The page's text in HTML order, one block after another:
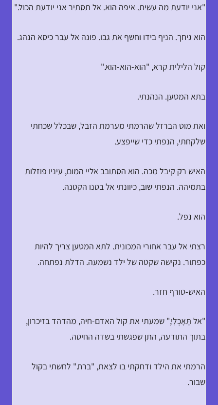
"אני יודעת מה עשית. איפה הוא. אל תסתיר אני יודעת הכול."
הוא גיחך. הניף בידו וחשף את גבו. פונה אל עבר כיסא הנהג.
קול הלילית קרא, "הוא-הוא-הוא."
בתא המטען. הנהנתי.
ואת מוט הברזל שהרמתי מערמת הזבל, שבכלל שכחתי
שלקחתי, הנפתי כדי שייפצע.
האיש רק קיבל מכה. הוא הסתובב אליי המום, עיניו פוזלות
בתמיהה. הנפתי שוב, כיוונתי אל בטנו הקטנה.
הוא נפל.
רצתי אל עבר אחורי המכונית. לתא המטען צריך להיות
כפתור. נקישה שקטה של ילד נשמעה. הדלת נפתחה.
האיש-טורף חזר.
"אל תֵּאָכְלִי," שמעתי את קול האדם-חיה, מהדהד בזיכרון,
בתוך התודעה, התן שפגשתי בשדה החיטה.
הרמתי את הילד ודחקתי בו לצאת, "ברח." לחשתי בקול
שבור.